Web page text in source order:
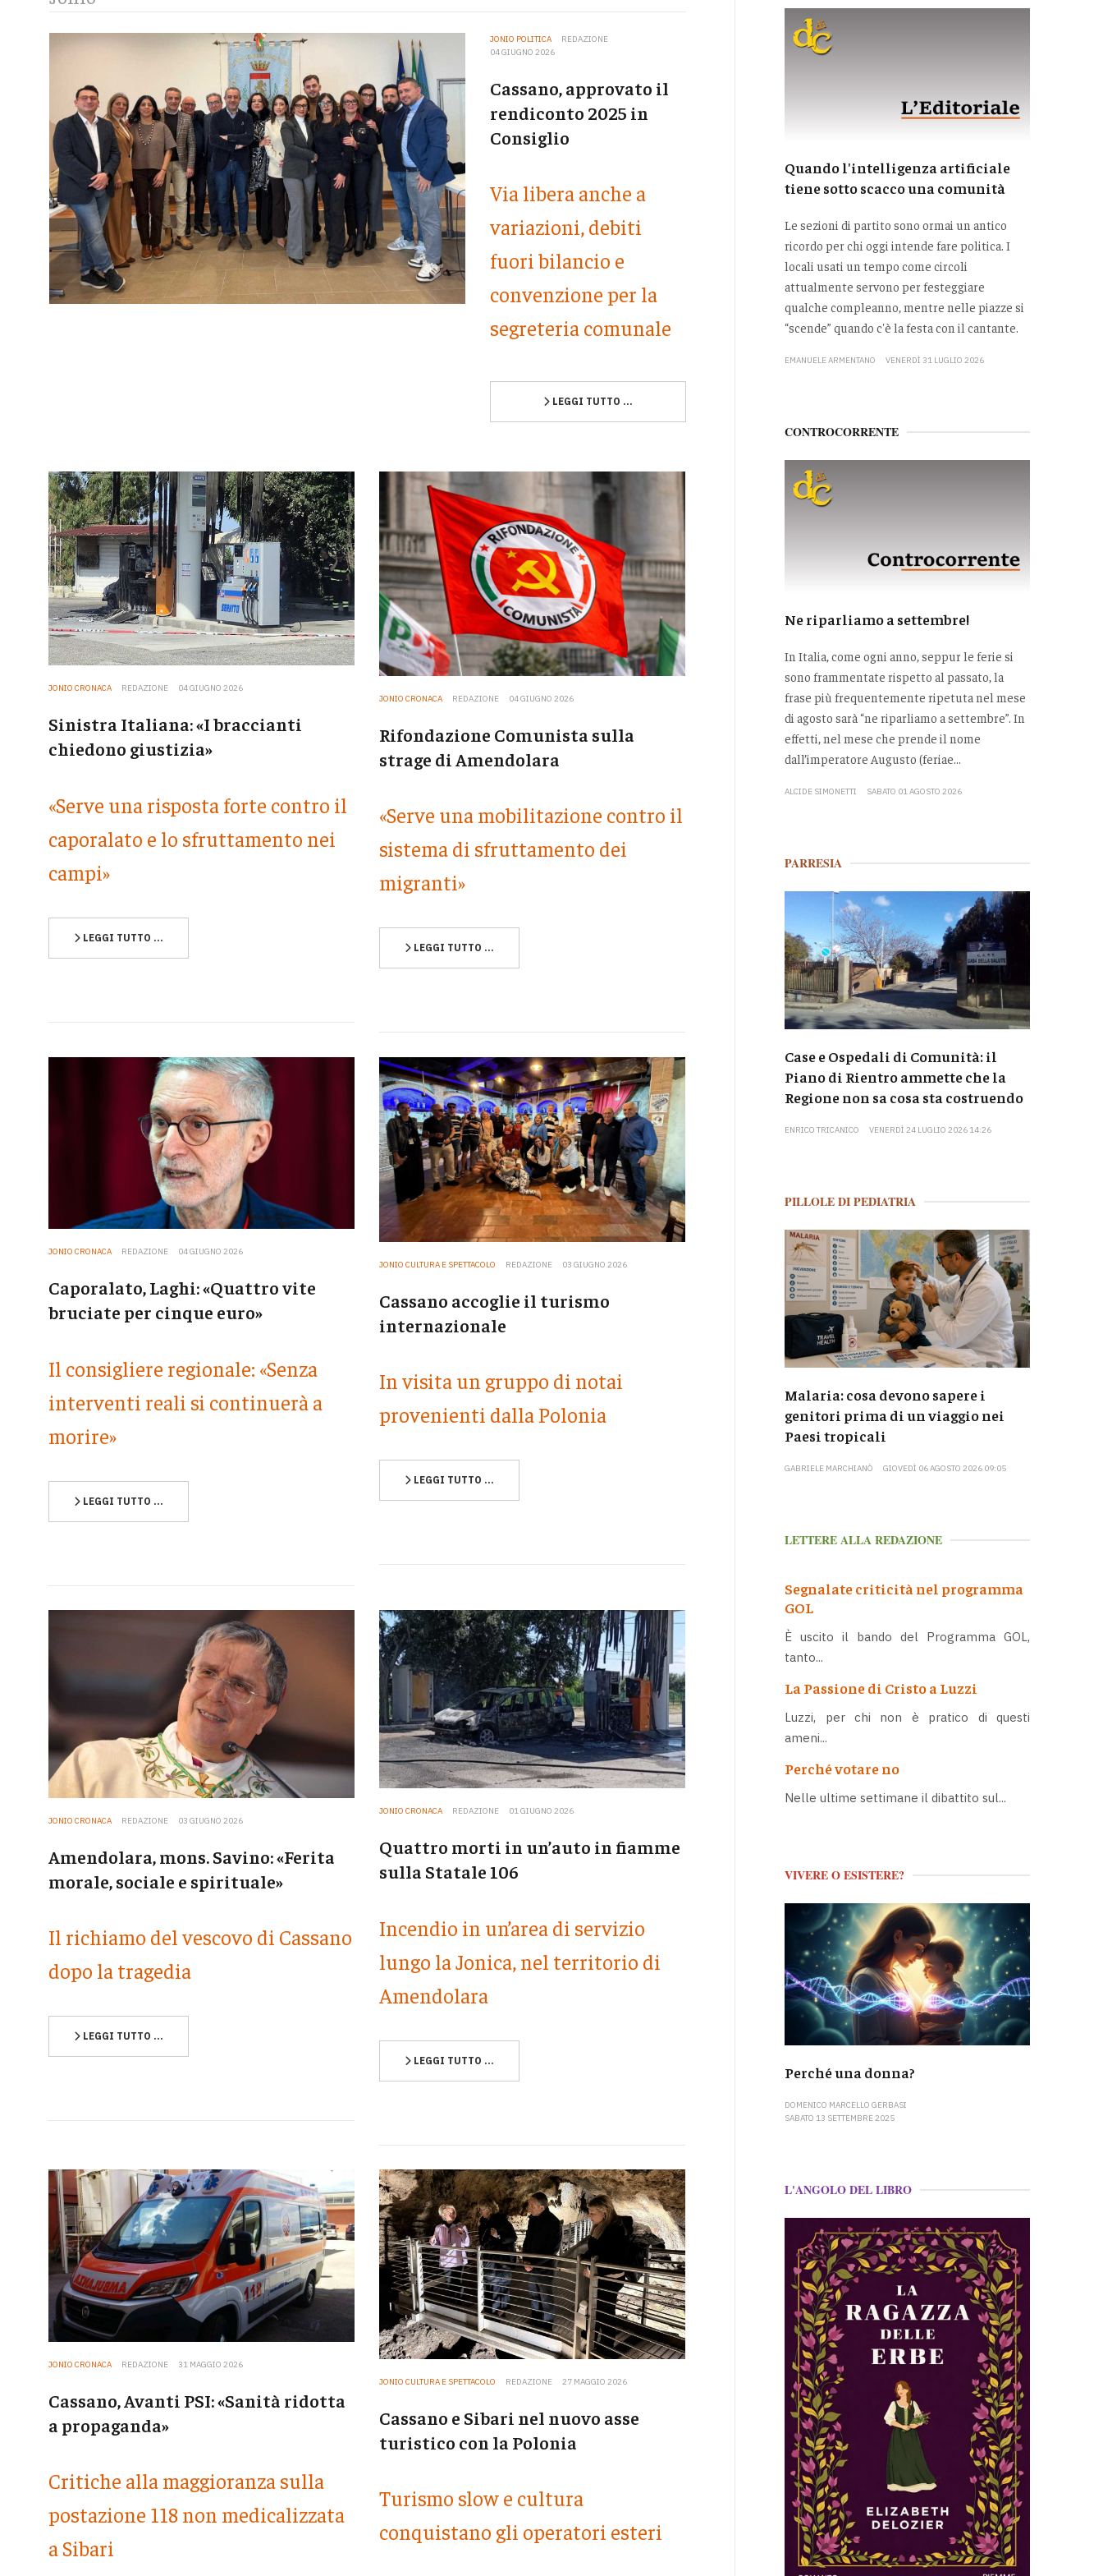
JONIO POLITICA
REDAZIONE
04 GIUGNO 2026
Cassano, approvato il
rendiconto 2025 in
Consiglio
Via libera anche a
variazioni, debiti
fuori bilancio e
convenzione per la
segreteria comunale
LEGGI TUTTO …
JONIO CRONACA REDAZIONE 04 GIUGNO 2026
Sinistra Italiana: «I braccianti
chiedono giustizia»
«Serve una risposta forte contro il
caporalato e lo sfruttamento nei
campi»
LEGGI TUTTO …
JONIO CRONACA REDAZIONE 04 GIUGNO 2026
Rifondazione Comunista sulla
strage di Amendolara
«Serve una mobilitazione contro il
sistema di sfruttamento dei
migranti»
LEGGI TUTTO …
JONIO CRONACA REDAZIONE 04 GIUGNO 2026
Caporalato, Laghi: «Quattro vite
bruciate per cinque euro»
Il consigliere regionale: «Senza
interventi reali si continuerà a
morire»
LEGGI TUTTO …
JONIO CULTURA E SPETTACOLO REDAZIONE 03 GIUGNO 2026
Cassano accoglie il turismo
internazionale
In visita un gruppo di notai
provenienti dalla Polonia
LEGGI TUTTO …
JONIO CRONACA REDAZIONE 03 GIUGNO 2026
Amendolara, mons. Savino: «Ferita
morale, sociale e spirituale»
Il richiamo del vescovo di Cassano
dopo la tragedia
LEGGI TUTTO …
JONIO CRONACA REDAZIONE 01 GIUGNO 2026
Quattro morti in un’auto in fiamme
sulla Statale 106
Incendio in un’area di servizio
lungo la Jonica, nel territorio di
Amendolara
LEGGI TUTTO …
JONIO CRONACA REDAZIONE 31 MAGGIO 2026
Cassano, Avanti PSI: «Sanità ridotta
a propaganda»
Critiche alla maggioranza sulla
postazione 118 non medicalizzata
a Sibari
JONIO CULTURA E SPETTACOLO REDAZIONE 27 MAGGIO 2026
Cassano e Sibari nel nuovo asse
turistico con la Polonia
Turismo slow e cultura
conquistano gli operatori esteri
Quando l'intelligenza artificiale
tiene sotto scacco una comunità
Le sezioni di partito sono ormai un antico
ricordo per chi oggi intende fare politica. I
locali usati un tempo come circoli
attualmente servono per festeggiare
qualche compleanno, mentre nelle piazze si
“scende” quando c'è la festa con il cantante.
EMANUELE ARMENTANO VENERDÌ 31 LUGLIO 2026
CONTROCORRENTE
Ne riparliamo a settembre!
In Italia, come ogni anno, seppur le ferie si
sono frammentate rispetto al passato, la
frase più frequentemente ripetuta nel mese
di agosto sarà “ne riparliamo a settembre”. In
effetti, nel mese che prende il nome
dall’imperatore Augusto (feriae...
ALCIDE SIMONETTI SABATO 01 AGOSTO 2026
PARRESIA
Case e Ospedali di Comunità: il
Piano di Rientro ammette che la
Regione non sa cosa sta costruendo
ENRICO TRICANICO VENERDÌ 24 LUGLIO 2026 14:26
PILLOLE DI PEDIATRIA
Malaria: cosa devono sapere i
genitori prima di un viaggio nei
Paesi tropicali
GABRIELE MARCHIANÒ GIOVEDÌ 06 AGOSTO 2026 09:05
LETTERE ALLA REDAZIONE
Segnalate criticità nel programma
GOL
È uscito il bando del Programma GOL,
tanto...
La Passione di Cristo a Luzzi
Luzzi, per chi non è pratico di questi
ameni...
Perché votare no
Nelle ultime settimane il dibattito sul...
VIVERE O ESISTERE?
Perché una donna?
DOMENICO MARCELLO GERBASI
SABATO 13 SETTEMBRE 2025
L'ANGOLO DEL LIBRO